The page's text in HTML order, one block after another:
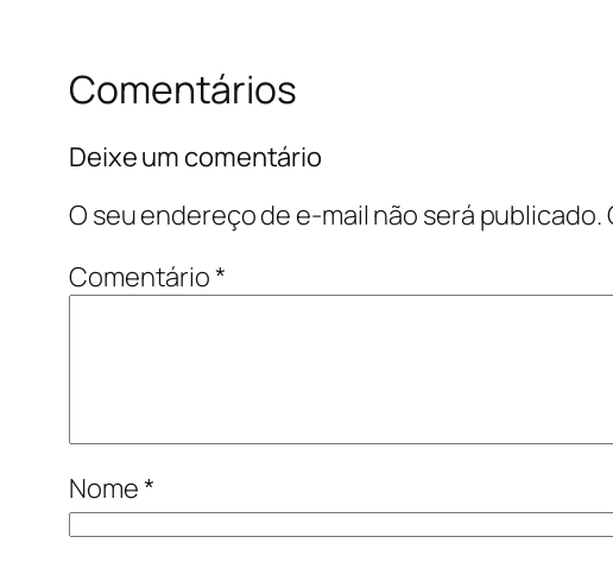
Comentários
Deixe um comentário
O seu endereço de e-mail não será publicado.
Comentário*
Nome*